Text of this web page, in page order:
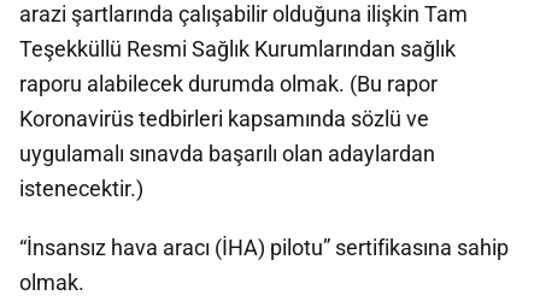
arazi şartlarında çalışabilir olduğuna ilişkin Tam
Teşekküllü Resmi Sağlık Kurumlarından sağlık
raporu alabilecek durumda olmak. (Bu rapor
Koronavirüs tedbirleri kapsamında sözlü ve
uygulamalı sınavda başarılı olan adaylardan
istenecektir.)
“İnsansız hava aracı (İHA) pilotu” sertifikasına sahip
olmak.